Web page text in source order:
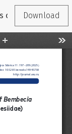
Bembecia
Download